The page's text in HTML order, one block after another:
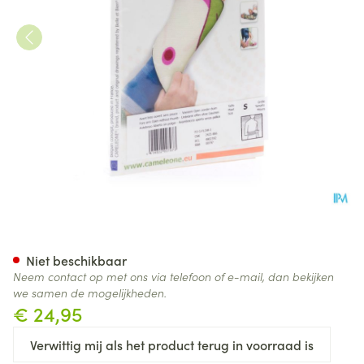
€ 24,95
Verwittig mij als het product terug in voorraad is
Niet beschikbaar
Neem contact op met ons via telefoon of e-mail, dan bekijken
we samen de mogelijkheden.